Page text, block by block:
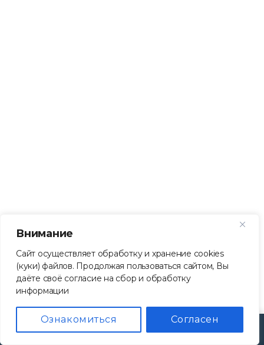
Внимание
Сайт осуществляет обработку и хранение cookies
(куки) файлов. Продолжая пользоваться сайтом, Вы
даёте своё согласие на сбор и обработку
информации
Ознакомиться Согласен